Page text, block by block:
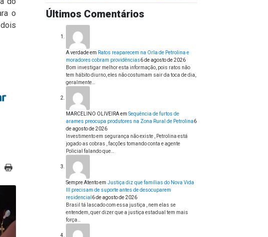
o
Últimos Comentários
A verdadeem Ratos reaparecem na Orla de Petrolina e
moradores cobram providências6 de agosto de 2026
Bom investigar melhor esta informação, pois ratos não
tem hábito diurno, eles não costumam sair da toca de dia,
geralmente…
MARCELINO OLIVEIRAem Sequência de furtos de
arames preocupa produtores na Zona Rural de Petrolina6
de agosto de 2026
Investimento em segurança não existe , Petrolina está
jogado as cobras , facções tomando conta e agente
Policial falando que…
Sempre Atentoem Justiça diz que famílias do Nova Vida
III precisam de suporte antes de desocuparem
residencial 6 de agosto de 2026
Brasil tá lascado com essa justiça , nem elas se
entendem, quer dizer que a justiça estadual tem mais
força…